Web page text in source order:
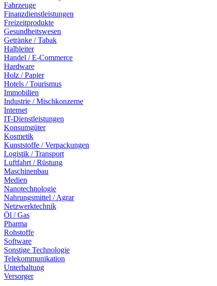
Fahrzeuge
Finanzdienstleistungen
Freizeitprodukte
Gesundheitswesen
Getränke / Tabak
Halbleiter
Handel / E-Commerce
Hardware
Holz / Papier
Hotels / Tourismus
Immobilien
Industrie / Mischkonzerne
Internet
IT-Dienstleistungen
Konsumgüter
Kosmetik
Kunststoffe / Verpackungen
Logistik / Transport
Luftfahrt / Rüstung
Maschinenbau
Medien
Nanotechnologie
Nahrungsmittel / Agrar
Netzwerktechnik
Öl / Gas
Pharma
Rohstoffe
Software
Sonstige Technologie
Telekommunikation
Unterhaltung
Versorger